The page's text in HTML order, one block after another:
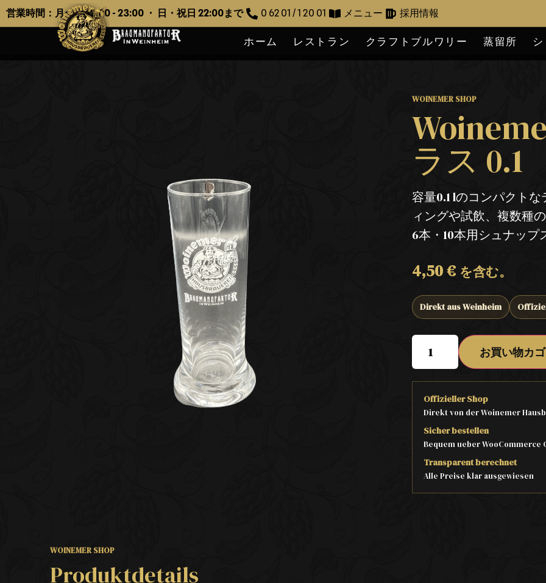
営業時間：月〜土 12:00 - 23:00 ・ 日・祝日 22:00まで 0 62 01 / 1 20 01 メニュー 採用情報
ホーム レストラン クラフトブルワリー 蒸留所
WOINEMER SHOP
ラス 0.1
容量0.1 lのコンパクト
ィングや試飲、複数種
6本・10本用シュナップ
4,50€ を含む。
Direkt aus Weinheim
お買い物カ
Offizieller Shop
Direkt von der Woinemer
Sicher bestellen
Bequem ueber WooCommerce
Transparent berechnet
Alle Preise klar ausgewiesen
WOINEMER SHOP
Produktdetails